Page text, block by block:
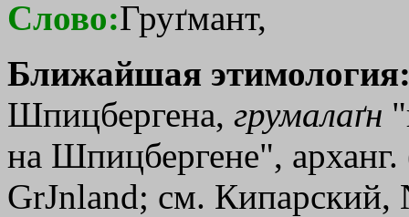
Слово:Груґмант,
Ближайшая
Шпицбергена, грумалаґн
на Шпицбергене",
GrЈnland; см. Кипарский,